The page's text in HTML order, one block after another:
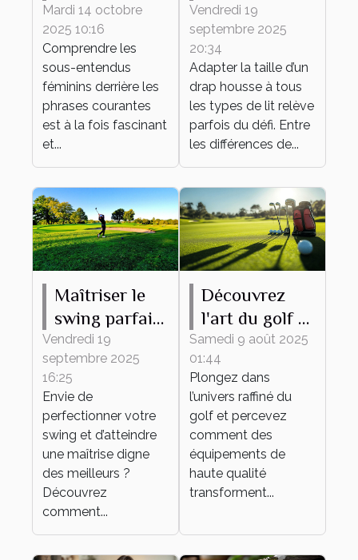
entendus
féminins
derrière les
phrases
courantes
Mardi 14 octobre
2025 10:16
Comprendre les
sous-entendus
féminins derrière les
phrases courantes
est à la fois fascinant
et...
taille de votre
drap housse à
tout type de
lit ?
Vendredi 19
septembre 2025
20:34
Adapter la taille d’un
drap housse à tous
les types de lit relève
parfois du défi. Entre
les différences de...
Maîtriser le
swing parfait :
conseils et
techniques
Vendredi 19
septembre 2025
16:25
Envie de
perfectionner votre
swing et d’atteindre
une maîtrise digne
des meilleurs ?
Découvrez
comment...
Découvrez
l'art du golf à
travers des
équipements
de haute
qualité
Samedi 9 août 2025
01:44
Plongez dans
l’univers raffiné du
golf et percevez
comment des
équipements de
haute qualité
transforment...